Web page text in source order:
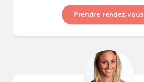
Prendre rendez-vous